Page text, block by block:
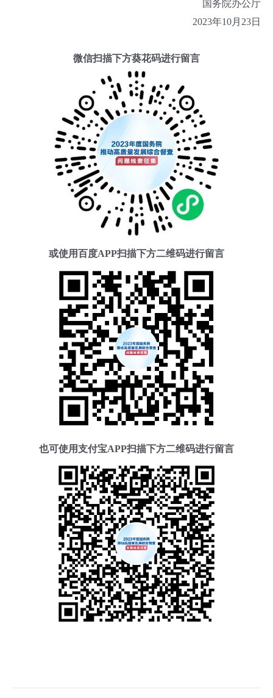
国务院办公厅
2023年10月23日
微信扫描下方葵花码进行留言
或使用百度APP扫描下方二维码进行留言
也可使用支付宝APP扫描下方二维码进行留言